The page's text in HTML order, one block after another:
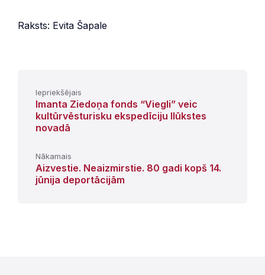
Raksts: Evita Šapale
Iepriekšējais
Imanta Ziedoņa fonds “Viegli” veic
kultūrvēsturisku ekspedīciju Ilūkstes
novadā
Nākamais
Aizvestie. Neaizmirstie. 80 gadi kopš 14.
jūnija deportācijām